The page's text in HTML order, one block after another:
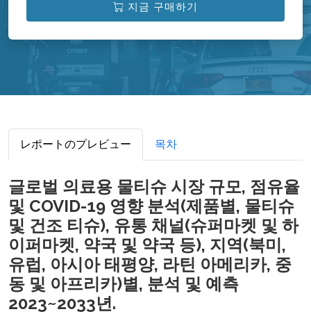
지금 구매하기
レポートのプレビュー 목차
글로벌 의료용 물티슈 시장 규모, 점유율
및 COVID-19 영향 분석(제품별, 물티슈
및 건조 티슈), 유통 채널(슈퍼마켓 및 하
이퍼마켓, 약국 및 약국 등), 지역(북미,
유럽, 아시아 태평양, 라틴 아메리카, 중
동 및 아프리카)별, 분석 및 예측
2023~2033년.